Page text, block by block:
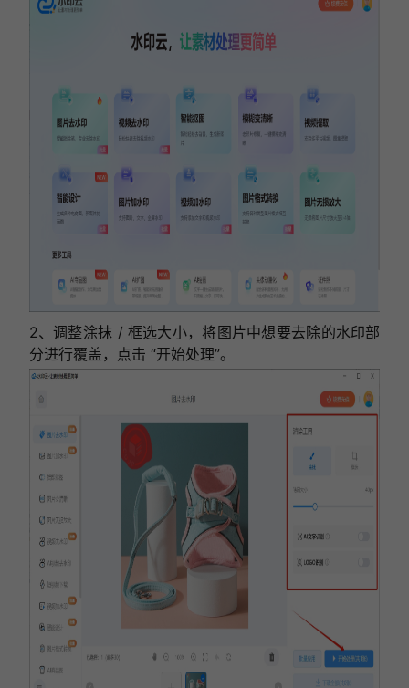
2、调整涂抹 / 框选大小，将图片中想要去除的水印部
分进行覆盖，点击 “开始处理”。